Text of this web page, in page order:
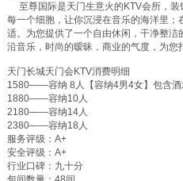
至尊国际是天门生意火的KTV会所，装
每一个细胞，让你沉浸在音乐的海洋里
适。为您提供了一个自由休闲，干净整
沿音乐，时尚的暧昧，商业的气度，为您
天门长城天门会KTV消费明细
1580——容纳 8人【容纳4男4女】包含酒
1880——容纳10人
2180——容纳14人
2380——容纳18人
服务评级：A+
安全评级：A+
行业口碑：九十分